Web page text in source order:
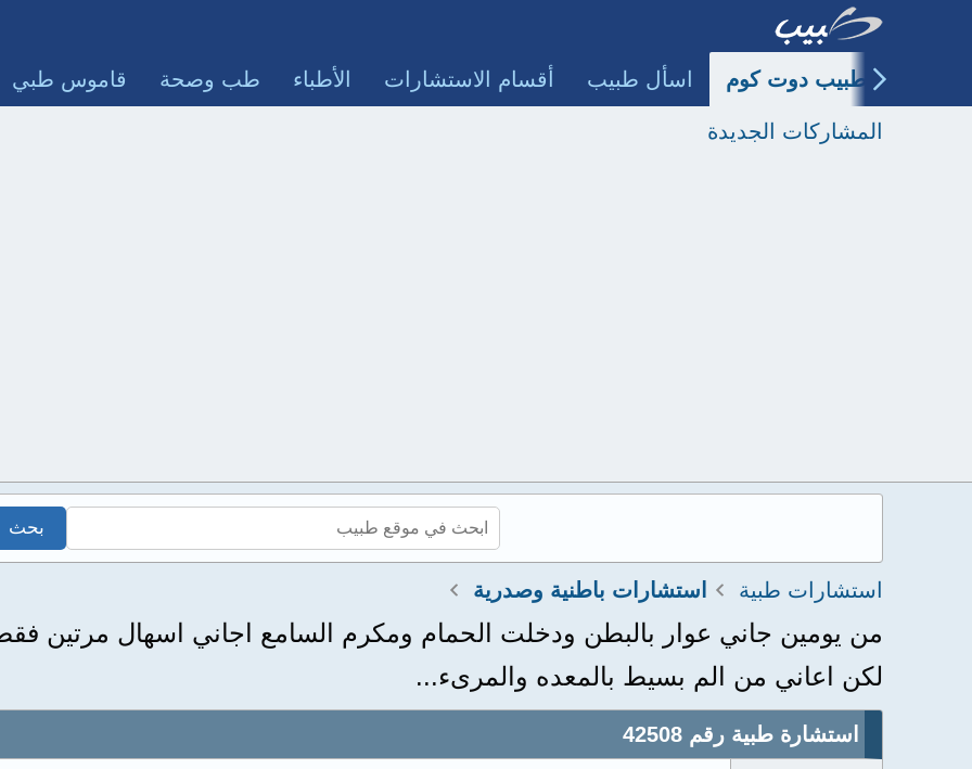
طبيب دوت كوم اسأل طبيب أقسام الاستشارات الأطباء طب وصحة قاموس طبي
المشاركات الجديدة
استشارات طبية استشارات باطنية وصدرية
من يومين جاني عوار بالبطن ودخلت الحمام ومكرم السامع اجاني اسهال مرتين
لكن اعاني من الم بسيط بالمعده والمرىء...
استشارة طبية رقم 42508